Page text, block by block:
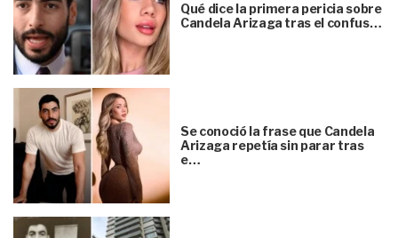
Qué dice la primera pericia sobre
Candela Arizaga tras el confus…
Se conoció la frase que Candela
Arizaga repetía sin parar tras
e…